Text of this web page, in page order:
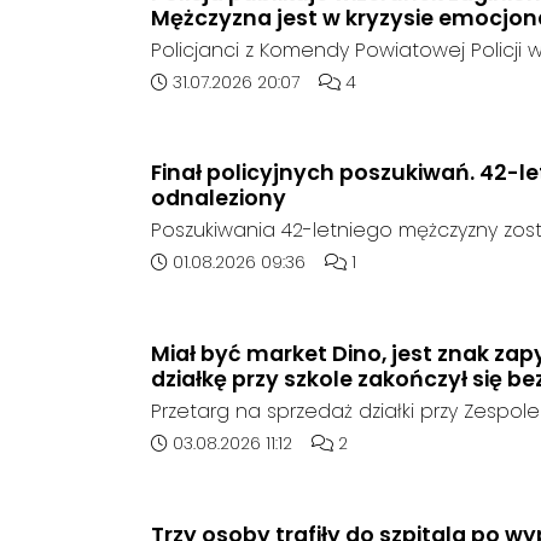
Mężczyzna jest w kryzysie
Policjanci z Komendy Powiatowej Policji
poszukują zaginionego 42-latka, który jest
rejonie miejscowości w Goszyce. Od
kontaktu z rodziną.
Data dodania artykułu:
31.07.2026 20:07 Liczba komentarzy artykułu:
4
Finał policyjnych poszukiwań. 42-
odnaleziony
Poszukiwania 42-letniego mężczyzny
poinformowała opolska policja, został
Data dodania artykułu:
01.08.2026 09:36 Liczba komentarzy
1
Miał być market Dino, jest znak
działkę przy szkole zakończył się
Przetarg na sprzedaż działki przy
Ogólnokształcących w Kędzierzynie-Koźlu
oferent.
Data dodania artykułu:
03.08.2026 11:12 Liczba komentarzy artykułu:
2
Trzy osoby trafiły do szpitala po